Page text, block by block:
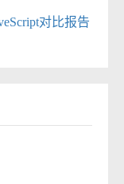
对比报告